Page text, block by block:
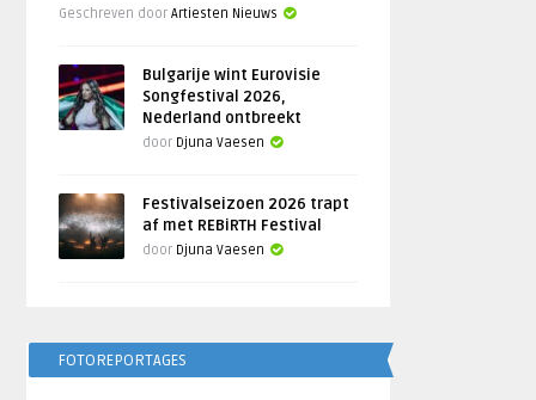
Geschreven doorArtiesten Nieuws
Bulgarije wint Eurovisie
Songfestival 2026,
Nederland ontbreekt
door Djuna Vaesen
Festivalseizoen 2026 trapt
af met REBiRTH Festival
door Djuna Vaesen
FOTOREPORTAGES